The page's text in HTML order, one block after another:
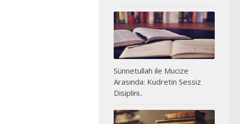
Sünnetullah ile Mucize
Arasında: Kudretin Sessiz
Disiplini..